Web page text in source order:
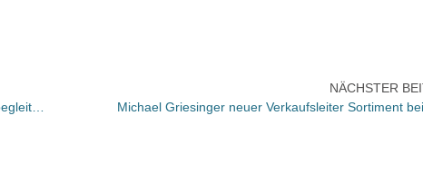
NÄCHSTER
Michael Griesinger neuer Verkaufsleiter Sortiment